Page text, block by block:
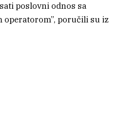
poslovni odnos sa
poručili su iz